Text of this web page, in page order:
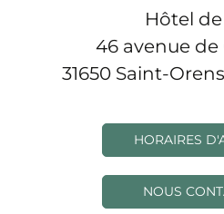
Hôtel
46 avenue de
31650 Saint-
HORAIRES
NOUS